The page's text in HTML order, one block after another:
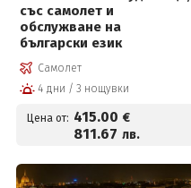
със самолет и
обслужване на
български език
Самолет
4 дни / 3 нощувки
Цена от: 415.00 €
811.67 лв.